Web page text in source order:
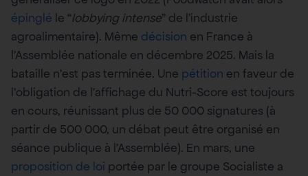
épinglé le “lobbying intense” de l’industrie
agroalimentaire). Même décision en France à
l’Assemblée nationale en décembre 2025. Mais la
bataille n’est pas terminée. Une pétition en faveur de
l’obligation de l’affichage du Nutri-Score est toujours
en cours, réunissant plus de 50 000 signatures (à
partir de 500 000, un débat peut être organisé en
séance publique à l’Assemblée). En mars, une
proposition de loi portée par le groupe Socialiste a